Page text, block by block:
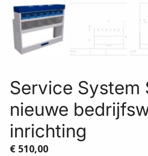
Service System
nieuwe
inrichting
€ 510,00